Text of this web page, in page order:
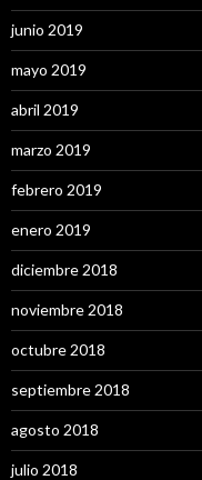
junio 2019
mayo 2019
abril 2019
marzo 2019
febrero 2019
enero 2019
diciembre 2018
noviembre 2018
octubre 2018
septiembre 2018
agosto 2018
julio 2018